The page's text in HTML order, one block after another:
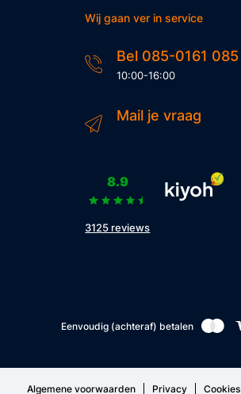
Wij gaan ver in service
Bel 085-0161 085
10:00-16:00
Mail je vraag
8.9
3125 reviews
Eenvoudig (achteraf) betalen
Algemene voorwaarden Privacy Cookies